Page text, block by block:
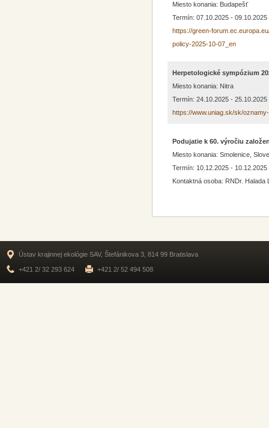
Miesto konania: Budapešť
Termín: 07.10.2025 - 09.10.2025
https://green-
policy-2025-10-07_en
Herpetologické sympózium
Miesto konania: Nitra
Termín: 24.10.2025 - 25.10.2025
https://www.uniag.sk/sk/
Podujatie k 60. výročiu
Miesto konania: Smolenice,
Termín: 10.12.2025 - 10.12.2025
Kontaktná osoba: RNDr. Halada
Ústav krajinnej ekológie SAV, Štefánikova 3, 814 99 Bratislava
+421 2/ 32 293 624 +421 2/ 52 494 508